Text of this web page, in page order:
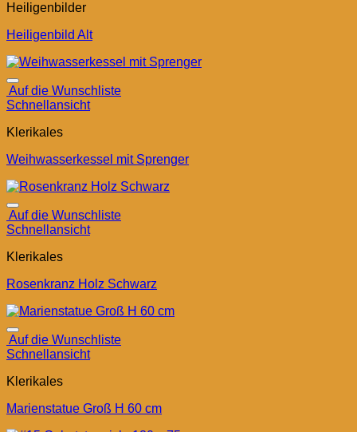
Heiligenbilder
Heiligenbild Alt
Auf die Wunschliste
Schnellansicht
Klerikales
Weihwasserkessel mit Sprenger
Auf die Wunschliste
Schnellansicht
Klerikales
Rosenkranz Holz Schwarz
Auf die Wunschliste
Schnellansicht
Klerikales
Marienstatue Groß H 60 cm